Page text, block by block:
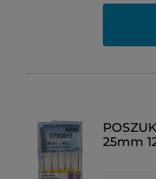
25mm